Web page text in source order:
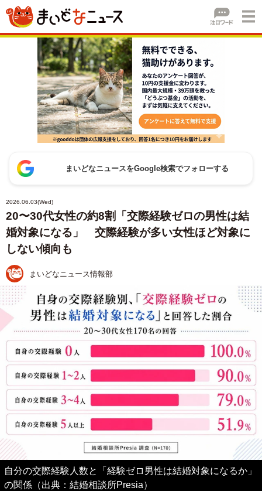
まいどなニュースをGoogle検索でフォローする
2026.06.03(Wed)
20〜30代女性の約8割「交際経験ゼロの男性は結
婚対象になる」 交際経験が多い女性ほど対象に
しない傾向も
まいどなニュース情報部
自分の交際経験人数と「経験ゼロ男性は結婚対象になるか」
の関係（出典：結婚相談所Presia）